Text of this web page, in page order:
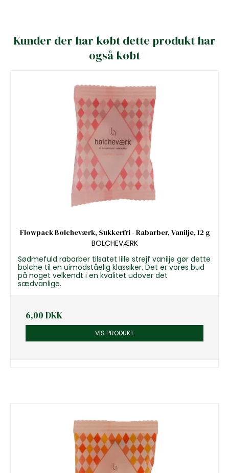
Kunder der har købt dette produkt har
også købt
Flowpack Bolcheværk, Sukkerfri - Rabarber, Vanilje, 12 g
BOLCHEVÆRK
Sødmefuld rabarber tilsatet lille strejf vanilje gør dette
bolche til en uimodståelig klassiker. Det er vores bud
på noget velkendt i en kvalitet udover det
sædvanlige.
6,00 DKK
VIS PRODUKT